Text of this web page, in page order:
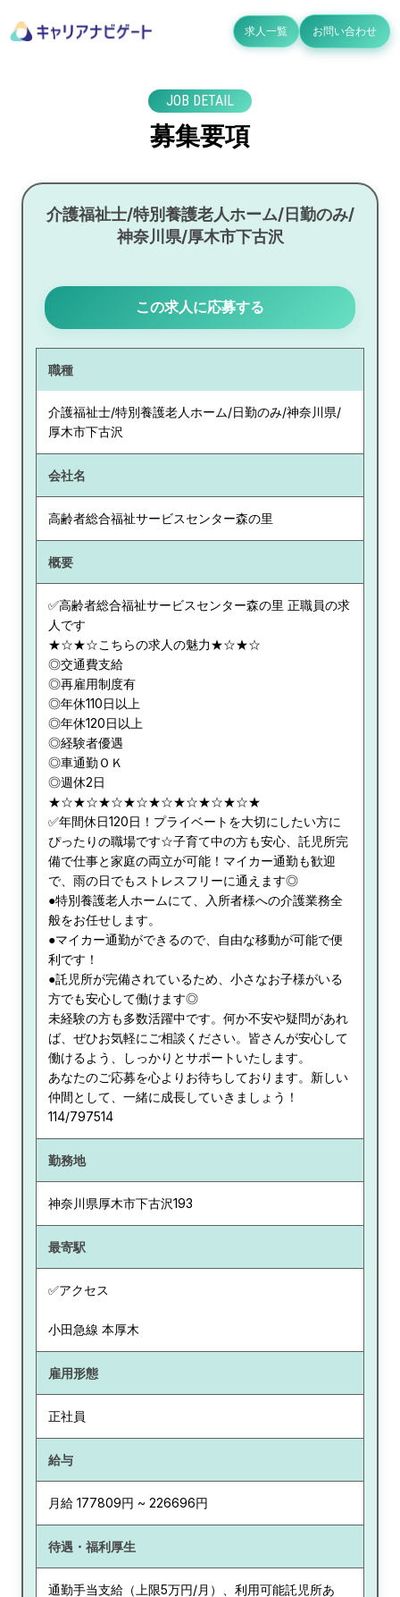
求人一覧 お問い合わせ
JOB DETAIL
募集要項
介護福祉士/特別養護老人ホーム/日勤のみ/
神奈川県/厚木市下古沢
この求人に応募する
職種
介護福祉士/特別養護老人ホーム/日勤のみ/神奈川県/
厚木市下古沢
会社名
高齢者総合福祉サービスセンター森の里
概要
✅高齢者総合福祉サービスセンター森の里 正職員の求
人です
★☆★☆こちらの求人の魅力★☆★☆
◎交通費支給
◎再雇用制度有
◎年休110日以上
◎年休120日以上
◎経験者優遇
◎車通勤ＯＫ
◎週休2日
★☆★☆★☆★☆★☆★☆★☆★☆★
✅年間休日120日！プライベートを大切にしたい方に
ぴったりの職場です☆子育て中の方も安心、託児所完
備で仕事と家庭の両立が可能！マイカー通勤も歓迎
で、雨の日でもストレスフリーに通えます◎
●特別養護老人ホームにて、入所者様への介護業務全
般をお任せします。
●マイカー通勤ができるので、自由な移動が可能で便
利です！
●託児所が完備されているため、小さなお子様がいる
方でも安心して働けます◎
未経験の方も多数活躍中です。何か不安や疑問があれ
ば、ぜひお気軽にご相談ください。皆さんが安心して
働けるよう、しっかりとサポートいたします。
あなたのご応募を心よりお待ちしております。新しい
仲間として、一緒に成長していきましょう！
114/797514
勤務地
神奈川県厚木市下古沢193
最寄駅
✅アクセス
小田急線 本厚木
雇用形態
正社員
給与
月給 177809円 ~ 226696円
待遇・福利厚生
通勤手当支給（上限5万円/月）、利用可能託児所あ